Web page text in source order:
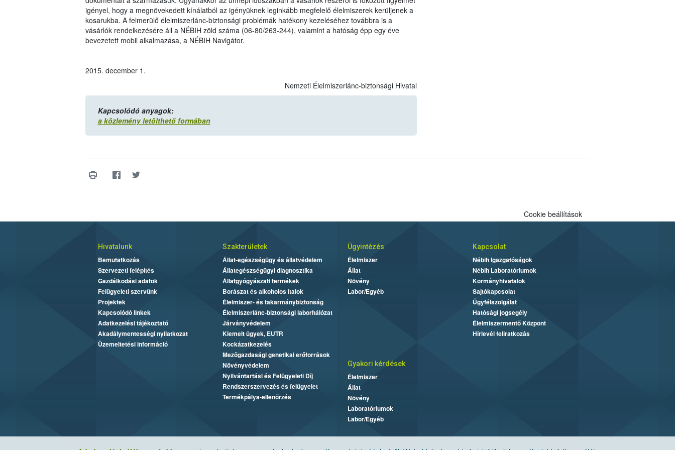
igényel, hogy a megnövekedett kínálatból az igényüknek leginkább megfelelő élelmiszerek kerüljenek a
kosarukba. A felmerülő élelmiszerlánc-biztonsági problémák hatékony kezeléséhez továbbra is a
vásárlók rendelkezésére áll a NÉBIH zöld száma (06-80/263-244), valamint a hatóság épp egy éve
bevezetett mobil alkalmazása, a NÉBIH Navigátor.
2015. december 1.
Nemzeti Élelmiszerlánc-biztonsági Hivatal
Kapcsolódó anyagok:
a közlemény letölthető formában
Cookie beállítások
Hivatalunk
Bemutatkozás
Szervezeti felépítés
Gazdálkodási adatok
Felügyeleti szervünk
Projektek
Kapcsolódó linkek
Adatkezelési tájékoztató
Akadálymentességi nyilatkozat
Üzemeltetési információ
Szakterületek
Állat-egészségügy és állatvédelem
Állategészségügyi diagnosztika
Állatgyógyászati termékek
Borászat és alkoholos italok
Élelmiszer- és takarmánybiztonság
Élelmiszerlánc-biztonsági laborhálózat
Járványvédelem
Kiemelt ügyek, EUTR
Kockázatkezelés
Mezőgazdasági genetikai erőforrások
Növényvédelem
Nyilvántartási és Felügyeleti Díj
Rendszerszervezés és felügyelet
Termékpálya-ellenőrzés
Ügyintézés
Élelmiszer
Állat
Növény
Labor/Egyéb
Kapcsolat
Nébih Igazgatóságok
Nébih Laboratóriumok
Kormányhivatalok
Sajtókapcsolat
Ügyfélszolgálat
Hatósági jogsegély
Élelmiszermentő Központ
Hírlevél feliratkozás
Gyakori kérdések
Élelmiszer
Állat
Növény
Laboratóriumok
Labor/Egyéb